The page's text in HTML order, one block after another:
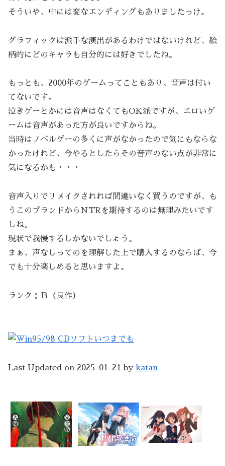
そういや、中には変なエンディングもありましたっけ。
グラフィックは派手な演出があるわけではないけれど、絵
柄的にどのキャラも自分的には好きでしたね。
もっとも、2000年のゲームってこともあり、音声は付い
てないです。
泣きゲーとかには音声はなくてもOK派ですが、エロいゲ
ームは音声があった方が良いですからね。
当時はノベルゲーの多くに声がなかったので気にもならな
かったけれど、今やるとしたらその音声のない点が非常に
気になるかも・・・
音声入りでリメイクされれば間違いなく買うのですが、も
うこのブランドからNTRを期待するのは無理みたいです
しね。
現状で我慢するしかないでしょう。
まぁ、声なしってのを理解した上で購入するのならば、今
でも十分楽しめると思いますよ。
ランク：Ｂ（良作）
Last Updated on 2025-01-21 by katan